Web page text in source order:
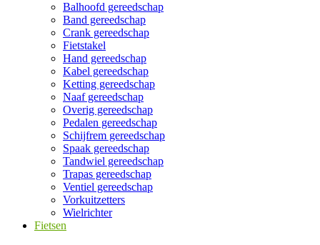
Balhoofd gereedschap
Band gereedschap
Crank gereedschap
Fietstakel
Hand gereedschap
Kabel gereedschap
Ketting gereedschap
Naaf gereedschap
Overig gereedschap
Pedalen gereedschap
Schijfrem gereedschap
Spaak gereedschap
Tandwiel gereedschap
Trapas gereedschap
Ventiel gereedschap
Vorkuitzetters
Wielrichter
Fietsen